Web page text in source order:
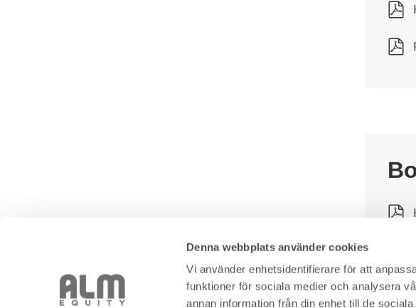
Denna webbplats använder cookies
Vi använder enhetsidentifierare för att
funktioner för sociala medier och analysera
annan information från din enhet till de